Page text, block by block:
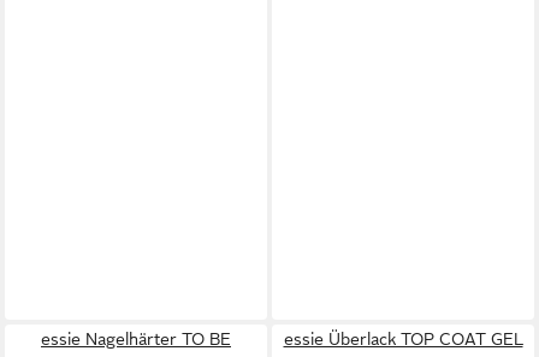
essie Nagelhärter TO BE
essie Überlack TOP COAT GEL